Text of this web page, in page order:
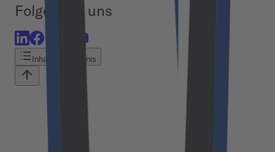
Folgen Sie uns
Inhaltsverzeichnis